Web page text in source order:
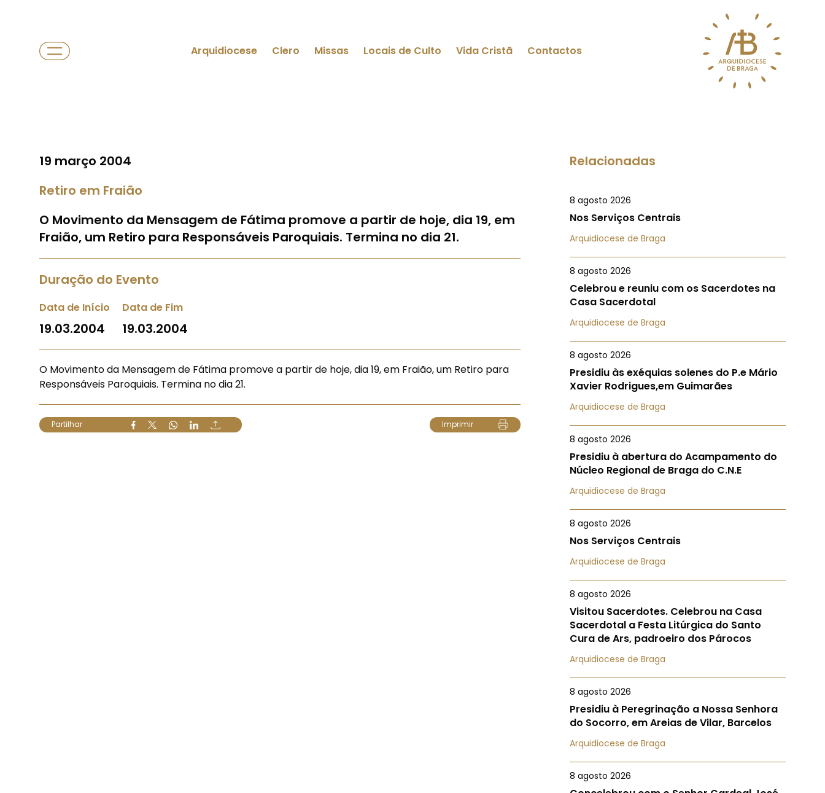
Arquidiocese Clero Missas Locais de Culto Vida Cristã Contactos
19 março 2004
Retiro em Fraião
O Movimento da Mensagem de Fátima promove a partir de hoje, dia 19, em
Fraião, um Retiro para Responsáveis Paroquiais. Termina no dia 21.
Duração do Evento
Data de Início
19.03.2004
Data de Fim
19.03.2004
O Movimento da Mensagem de Fátima promove a partir de hoje, dia 19, em Fraião, um Retiro para
Responsáveis Paroquiais. Termina no dia 21.
Partilhar Imprimir
Relacionadas
8 agosto 2026
Nos Serviços Centrais
Arquidiocese de Braga
8 agosto 2026
Celebrou e reuniu com os Sacerdotes na
Casa Sacerdotal
Arquidiocese de Braga
8 agosto 2026
Presidiu às exéquias solenes do P.e Mário
Xavier Rodrigues,em Guimarães
Arquidiocese de Braga
8 agosto 2026
Presidiu à abertura do Acampamento do
Núcleo Regional de Braga do C.N.E
Arquidiocese de Braga
8 agosto 2026
Nos Serviços Centrais
Arquidiocese de Braga
8 agosto 2026
Visitou Sacerdotes. Celebrou na Casa
Sacerdotal a Festa Litúrgica do Santo
Cura de Ars, padroeiro dos Párocos
Arquidiocese de Braga
8 agosto 2026
Presidiu à Peregrinação a Nossa Senhora
do Socorro, em Areias de Vilar, Barcelos
Arquidiocese de Braga
8 agosto 2026